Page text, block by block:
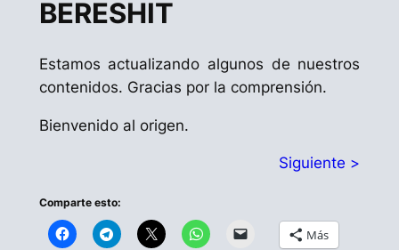
BERESHIT
Estamos actualizando algunos de nuestros
contenidos. Gracias por la comprensión.
Bienvenido al origen.
Siguiente >
Comparte esto:
Más